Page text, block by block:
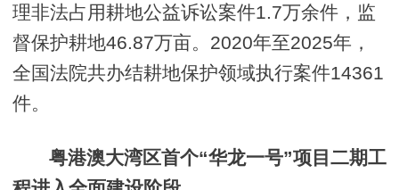
理非法占用耕地公益诉讼案件1.7万余件，监
督保护耕地46.87万亩。2020年至2025年，
全国法院共办结耕地保护领域执行案件14361
件。
粤港澳大湾区首个“华龙一号”项目二期工